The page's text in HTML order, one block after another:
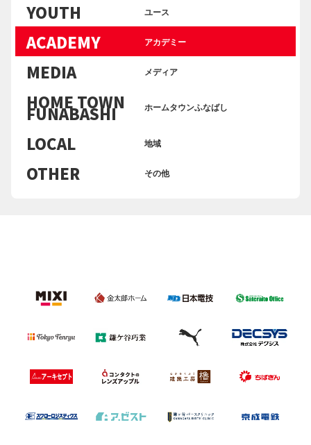
YOUTH ユース
ACADEMY アカデミー
MEDIA メディア
HOME TOWN
FUNABASHI ホームタウンふなばし
LOCAL 地域
OTHER その他